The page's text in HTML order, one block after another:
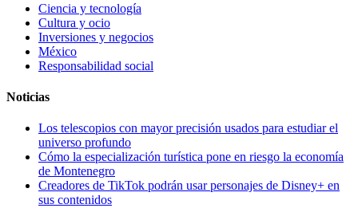
Ciencia y tecnología
Cultura y ocio
Inversiones y negocios
México
Responsabilidad social
Noticias
Los telescopios con mayor precisión usados para estudiar el
universo profundo
Cómo la especialización turística pone en riesgo la economía
de Montenegro
Creadores de TikTok podrán usar personajes de Disney+ en
sus contenidos